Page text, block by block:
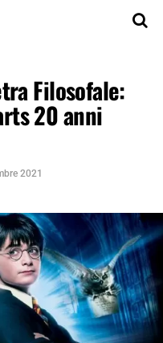
Filosofale:
20 anni
2021